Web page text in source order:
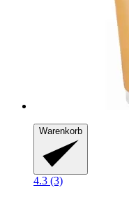
Warenkorb
4.3 (3)